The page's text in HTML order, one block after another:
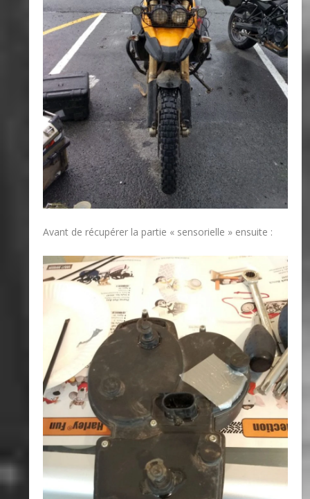
Avant de récupérer la partie « sensorielle » ensuite :